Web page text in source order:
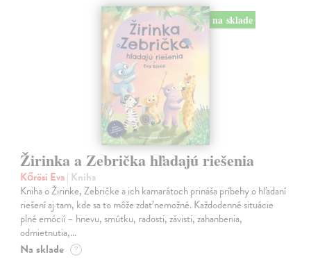
na sklade
Žirinka a Zebrička hľadajú riešenia
Kőrösi Eva| Kniha
Kniha o Žirinke, Zebričke a ich kamarátoch prináša príbehy o hľadaní
riešení aj tam, kde sa to môže zdať nemožné. Každodenné situácie
plné emócií – hnevu, smútku, radosti, závisti, zahanbenia,
odmietnutia,…
Na sklade ?